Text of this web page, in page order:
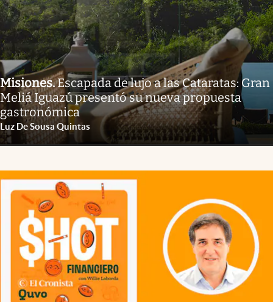
Misiones.Escapada de lujo a las Cataratas: Gran
Meliá Iguazú presentó su nueva propuesta
gastronómica
Luz De Sousa Quintas